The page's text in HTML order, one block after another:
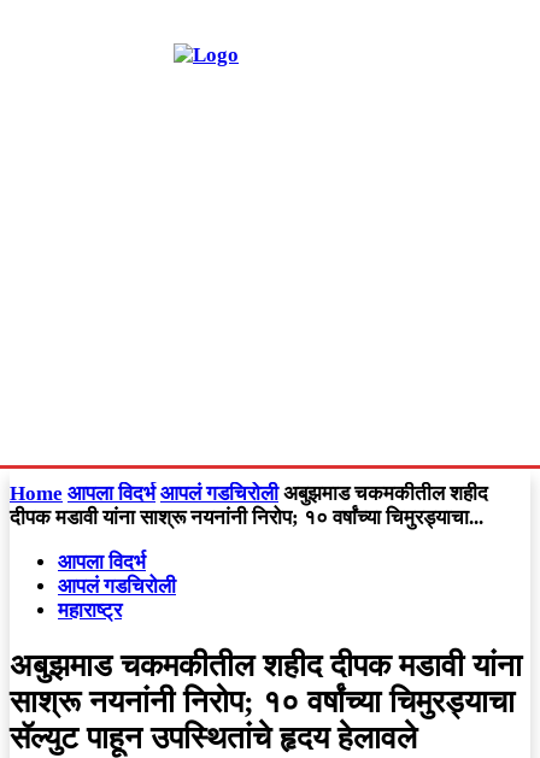
Home आपला विदर्भ आपलं गडचिरोली अबुझमाड चकमकीतील शहीद
दीपक मडावी यांना साश्रू नयनांनी निरोप; १० वर्षांच्या चिमुरड्याचा...
आपला विदर्भ
आपलं गडचिरोली
महाराष्ट्र
अबुझमाड चकमकीतील शहीद दीपक मडावी यांना
साश्रू नयनांनी निरोप; १० वर्षांच्या चिमुरड्याचा
सॅल्युट पाहून उपस्थितांचे हृदय हेलावले